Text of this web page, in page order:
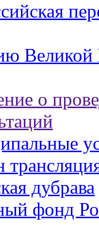
о
дубрава
фонд